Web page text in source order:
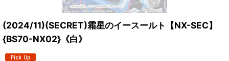
(2024/11)(SECRET)霜星のイースールト【NX-SEC】
{BS70-NX02}《白》